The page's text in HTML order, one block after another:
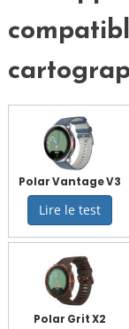
Polar Vantage V3
Lire le test
Polar Grit X2